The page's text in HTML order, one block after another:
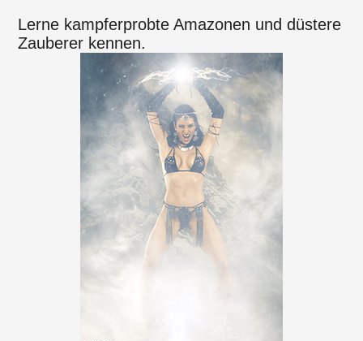
Lerne kampferprobte Amazonen und düstere
Zauberer kennen.